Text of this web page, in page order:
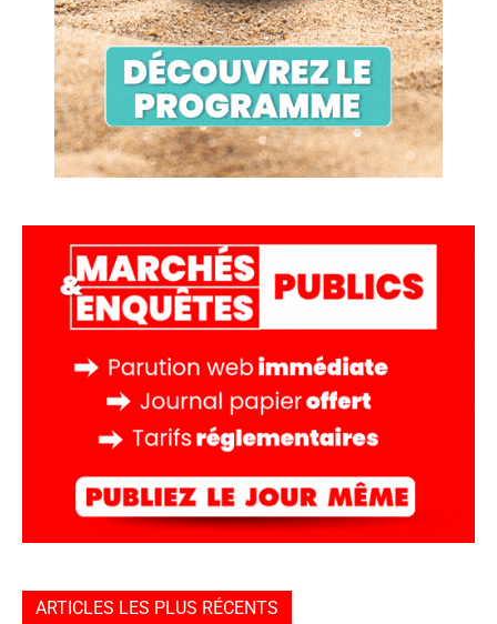
ARTICLES LES PLUS RÉCENTS